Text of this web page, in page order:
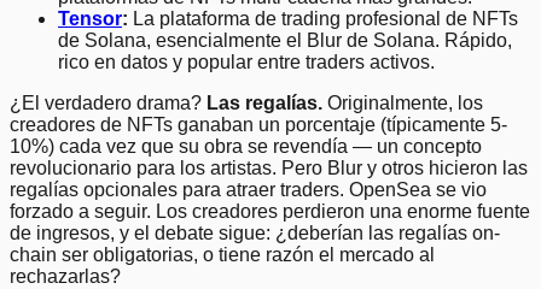
Tensor: La plataforma de trading profesional de NFTs
de Solana, esencialmente el Blur de Solana. Rápido,
rico en datos y popular entre traders activos.
¿El verdadero drama? Las regalías. Originalmente, los
creadores de NFTs ganaban un porcentaje (típicamente 5-
10%) cada vez que su obra se revendía — un concepto
revolucionario para los artistas. Pero Blur y otros hicieron las
regalías opcionales para atraer traders. OpenSea se vio
forzado a seguir. Los creadores perdieron una enorme fuente
de ingresos, y el debate sigue: ¿deberían las regalías on-
chain ser obligatorias, o tiene razón el mercado al
rechazarlas?